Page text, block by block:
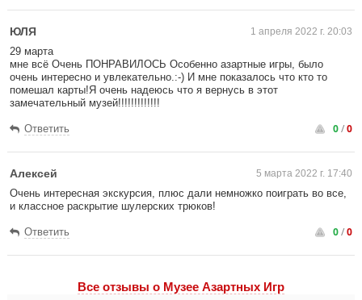
ЮЛЯ 1 апреля 2022 г. 20:03
29 марта
мне всё Очень ПОНРАВИЛОСЬ Особенно азартные игры, было
очень интересно и увлекательно.:-) И мне показалось что кто то
помешал карты!Я очень надеюсь что я вернусь в этот
замечательный музей!!!!!!!!!!!!!
Ответить 0/0
Алексей 5 марта 2022 г. 17:40
Очень интересная экскурсия, плюс дали немножко поиграть во все,
и классное раскрытие шулерских трюков!
Ответить 0/0
Все отзывы o Музее Азартных Игр